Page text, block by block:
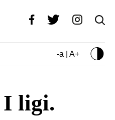
-a | A+
I ligi.